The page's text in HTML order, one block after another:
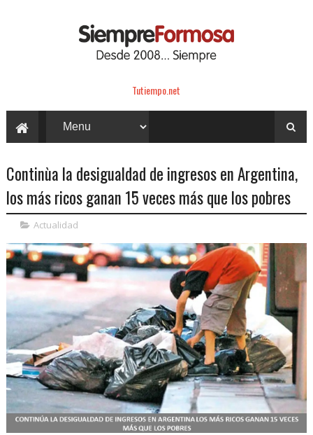
Tutiempo.net
Continùa la desigualdad de ingresos en Argentina,
los más ricos ganan 15 veces más que los pobres
Actualidad